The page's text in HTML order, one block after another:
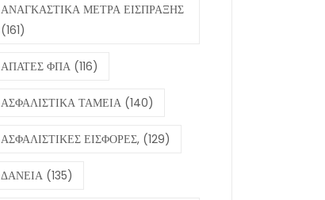
ΑΝΑΓΚΑΣΤΙΚΑ ΜΕΤΡΑ ΕΙΣΠΡΑΞΗΣ
(161)
ΑΠΑΤΕΣ ΦΠΑ (116)
ΑΣΦΑΛΙΣΤΙΚΑ ΤΑΜΕΙΑ (140)
ΑΣΦΑΛΙΣΤΙΚΕΣ ΕΙΣΦΟΡΕΣ, (129)
ΔΑΝΕΙΑ (135)